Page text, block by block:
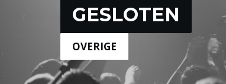
GESLOTEN
OVERIGE